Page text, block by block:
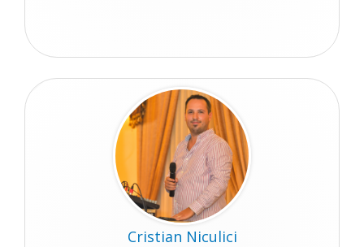
Cristian Niculici